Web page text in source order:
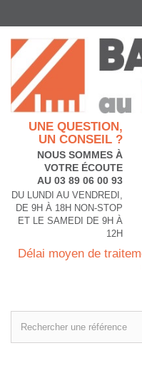
UNE QUESTION,
UN CONSEIL ?
NOUS SOMMES À
VOTRE ÉCOUTE
AU 03 89 06 00 93
DU LUNDI AU VENDREDI,
DE 9H À 18H NON-STOP
ET LE SAMEDI DE 9H À
12H
Délai moyen de